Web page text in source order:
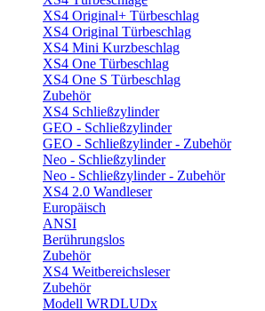
XS4 Original+ Türbeschlag
XS4 Original Türbeschlag
XS4 Mini Kurzbeschlag
XS4 One Türbeschlag
XS4 One S Türbeschlag
Zubehör
XS4 Schließzylinder
GEO - Schließzylinder
GEO - Schließzylinder - Zubehör
Neo - Schließzylinder
Neo - Schließzylinder - Zubehör
XS4 2.0 Wandleser
Europäisch
ANSI
Berührungslos
Zubehör
XS4 Weitbereichsleser
Zubehör
Modell WRDLUDx